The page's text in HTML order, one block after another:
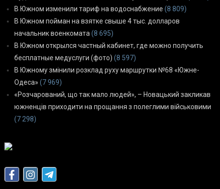
В Южном изменили тариф на водоснабжение (8 809)
В Южном пойман на взятке свыше 4 тыс. долларов
начальник военкомата (8 695)
В Южном открылся частный кабинет, где можно получить
бесплатные медуслуги (фото) (8 597)
В Южному змінили розклад руху маршрутки №68 «Южне-
Одеса» (7 969)
«Розчарований, що так мало людей», – Новацький закликав
южненців приходити на прощання з полеглими військовими
(7 298)